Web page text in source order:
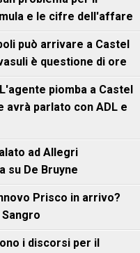
e le cifre dell'affare
può arrivare a Castel
è questione di ore
piomba a Castel
avrà parlato con ADL e
ad Allegri
su De Bruyne
Prisco in arrivo?
i discorsi per il